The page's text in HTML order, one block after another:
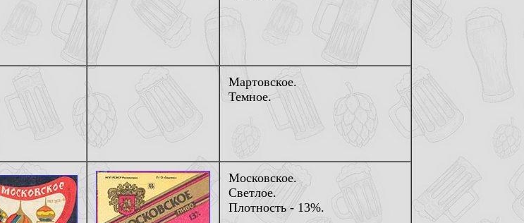
Мартовское.
Темное.
Московское.
Светлое.
Плотность - 13%.